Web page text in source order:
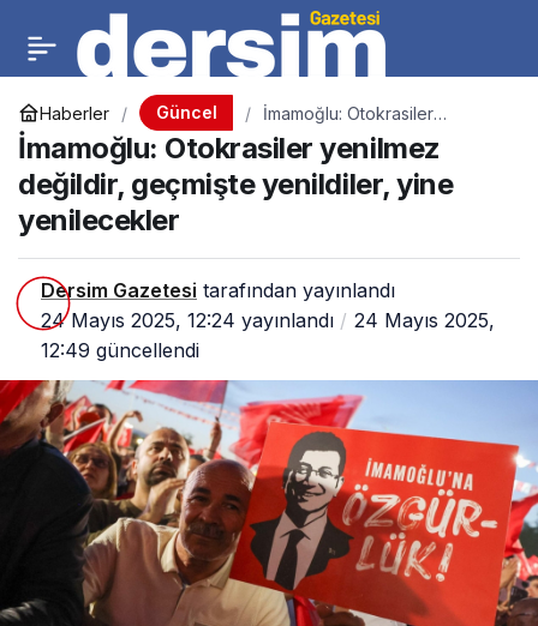
Haberler Güncel
İmamoğlu: Otokrasiler
yenilmez değildir, geçmişte
yenildiler, yine yenilecekler
İmamoğlu: Otokrasiler yenilmez
değildir, geçmişte yenildiler, yine
yenilecekler
Dersim Gazetesi tarafından yayınlandı
24 Mayıs 2025, 12:24 yayınlandı
24 Mayıs 2025,
12:49 güncellendi